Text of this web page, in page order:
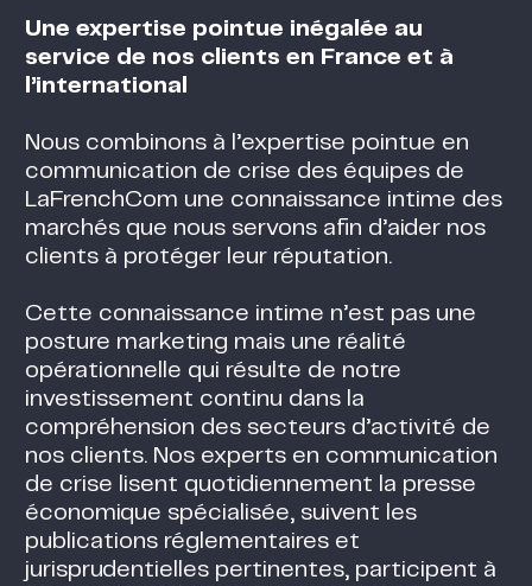
Une expertise pointue inégalée au
service de nos clients en France et à
l’international
Nous combinons à l’expertise pointue en
communication de crise des équipes de
LaFrenchCom une connaissance intime des
marchés que nous servons afin d’aider nos
clients à protéger leur réputation.
Cette connaissance intime n’est pas une
posture marketing mais une réalité
opérationnelle qui résulte de notre
investissement continu dans la
compréhension des secteurs d’activité de
nos clients. Nos experts en communication
de crise lisent quotidiennement la presse
économique spécialisée, suivent les
publications réglementaires et
jurisprudentielles pertinentes, participent à